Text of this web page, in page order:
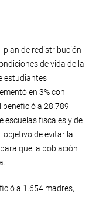
plan de redistribución
de vida de la
estudiantes
en 3% con
benefició a 28.789
escuelas fiscales y de
objetivo de evitar la
que la población
a 1.654 madres,